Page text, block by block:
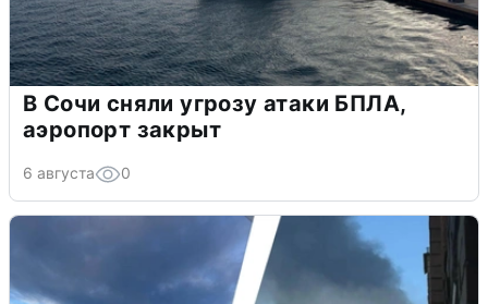
В Сочи сняли угрозу атаки БПЛА,
аэропорт закрыт
6 августа 0